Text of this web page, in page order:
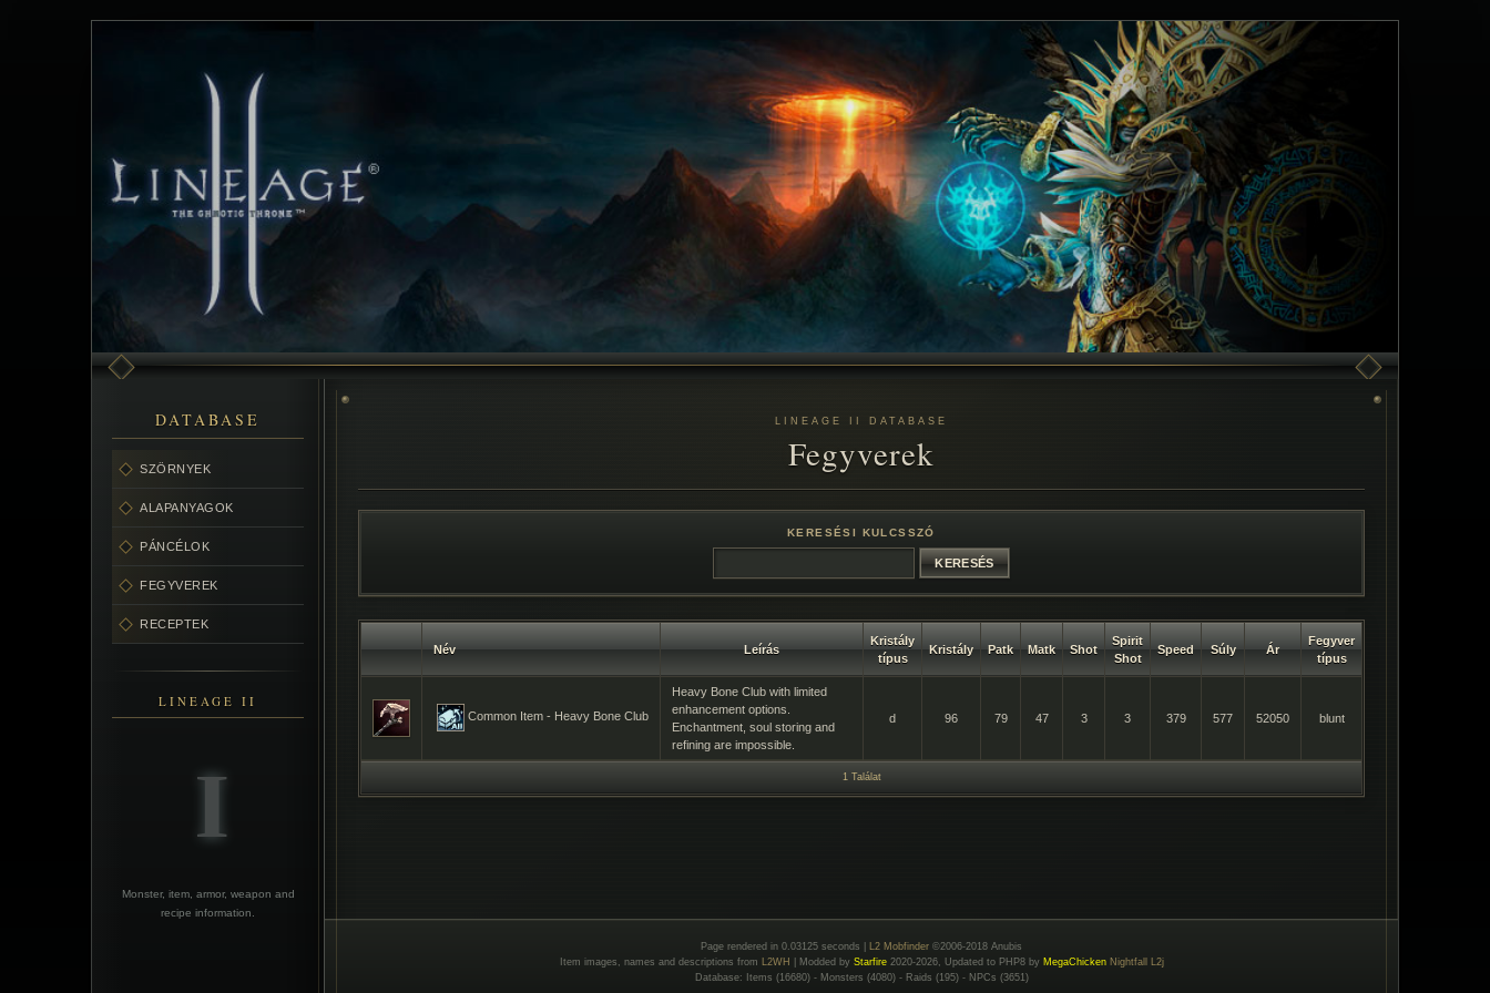
DATABASE
SZÖRNYEK
ALAPANYAGOK
PÁNCÉLOK
FEGYVEREK
RECEPTEK
LINEAGE II
Monster, item, armor, weapon and
recipe information.
LINEAGE II DATABASE
Fegyverek
KERESÉSI KULCSSZÓ
Név Leírás
Kristály
típus
Kristály Patk Matk Shot
Spirit
Shot
Speed Súly Ár
Fegyver
típus
Common Item - Heavy Bone Club
Heavy Bone Club with limited
enhancement options.
Enchantment, soul storing and
refining are impossible.
d 96 79 47 3 3 379 577 52050 blunt
1 Találat
Page rendered in 0.03125 seconds | L2 Mobfinder ©2006-2018 Anubis
Item images, names and descriptions from L2WH | Modded by Starfire2020-2026, Updated to PHP8 by MegaChicken Nightfall L2j
Database: Items (16680) - Monsters (4080) - Raids (195) - NPCs (3651)